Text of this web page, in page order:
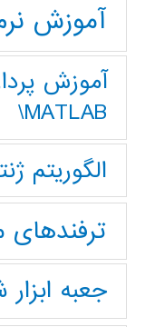
آموزش
آموزش
MATLAB\
الگوریتم
جعبه